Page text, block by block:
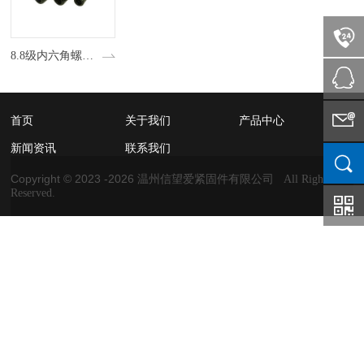
首页 关于我们 产品中心
新闻资讯 联系我们
Copyright © 2023 -2026温州信望爱紧固件有限公司 All Rights
Reserved.